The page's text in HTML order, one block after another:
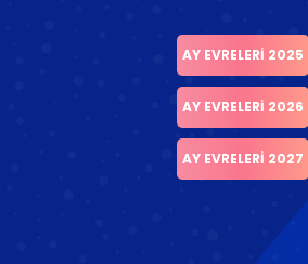
AY EVRELERI 2025
AY EVRELERI 2026
AY EVRELERI 2027